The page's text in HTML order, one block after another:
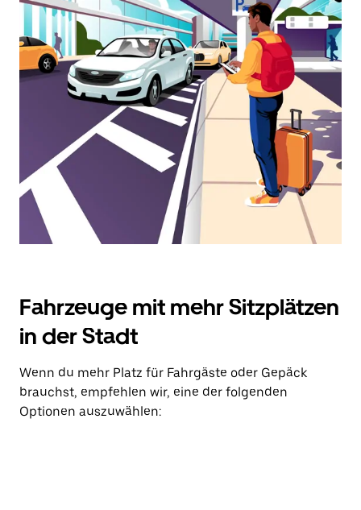
interagieren
und
ein
Datum
auszuwählen.
den
Kalender
zu
schließen.
Fahrzeuge mit mehr Sitzplätzen
in der Stadt
Wenn du mehr Platz für Fahrgäste oder Gepäck
brauchst, empfehlen wir, eine der folgenden
Optionen auszuwählen: